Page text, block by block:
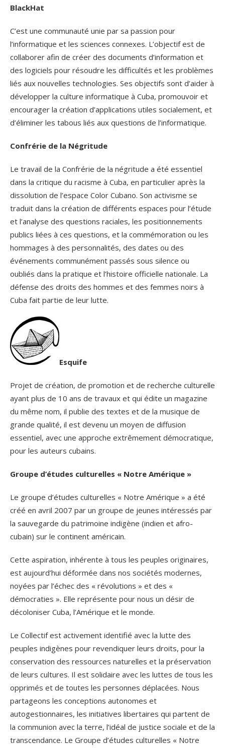
BlackHat
C’est une communauté unie par sa passion pour
l’informatique et les sciences connexes. L’objectif est de
collaborer afin de créer des documents d’information et
des logiciels pour résoudre les difficultés et les problèmes
liés aux nouvelles technologies. Ses objectifs sont d’aider à
développer la culture informatique à Cuba, promouvoir et
encourager la création d’applications utiles socialement, et
d’éliminer les tabous liés aux questions de l’informatique.
Confrérie de la Négritude
Le travail de la Confrérie de la négritude a été essentiel
dans la critique du racisme à Cuba, en particulier après la
dissolution de l’espace Color Cubano. Son activisme se
traduit dans la création de différents espaces pour l’étude
et l’analyse des questions raciales, les positionnements
publics liées à ces questions, et la commémoration ou les
hommages à des personnalités, des dates ou des
événements communément passés sous silence ou
oubliés dans la pratique et l’histoire officielle nationale. La
défense des droits des hommes et des femmes noirs à
Cuba fait partie de leur lutte.
Esquife
Projet de création, de promotion et de recherche culturelle
ayant plus de 10 ans de travaux et qui édite un magazine
du même nom, il publie des textes et de la musique de
grande qualité, il est devenu un moyen de diffusion
essentiel, avec une approche extrêmement démocratique,
pour les auteurs cubains.
Groupe d’études culturelles « Notre Amérique »
Le groupe d’études culturelles « Notre Amérique » a été
créé en avril 2007 par un groupe de jeunes intéressés par
la sauvegarde du patrimoine indigène (indien et afro-
cubain) sur le continent américain.
Cette aspiration, inhérente à tous les peuples originaires,
est aujourd’hui déformée dans nos sociétés modernes,
noyées par l’échec des « révolutions » et des «
démocraties ». Elle représente pour nous un désir de
décoloniser Cuba, l’Amérique et le monde.
Le Collectif est activement identifié avec la lutte des
peuples indigènes pour revendiquer leurs droits, pour la
conservation des ressources naturelles et la préservation
de leurs cultures. Il est solidaire avec les luttes de tous les
opprimés et de toutes les personnes déplacées. Nous
partageons les conceptions autonomes et
autogestionnaires, les initiatives libertaires qui partent de
la communion avec la terre, l’idéal de justice sociale et de la
transcendance. Le Groupe d’études culturelles « Notre